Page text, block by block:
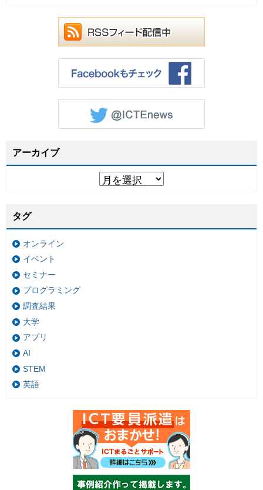
アーカイブ
タグ
オンライン
イベント
セミナー
プログラミング
調査結果
大学
アプリ
AI
STEM
英語